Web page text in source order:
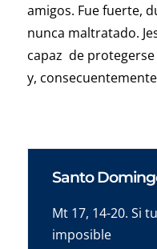
amigos. Fue fuerte,
nunca maltratado.
capaz de
y,
Santo
Mt 17, 14-20. Si
imposible